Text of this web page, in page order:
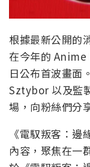
根據最新公開的
在今年的 Anime
日公布首波畫面
Sztybor 以及監
場，向粉絲們分
《電馭叛客：
內容，聚焦在一